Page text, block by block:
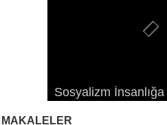
Sosyalizm
Devrimin Hazin
Devrimin Hazin
Devrimin Hazin
Rojava Devrimi İçin
MAKALELER